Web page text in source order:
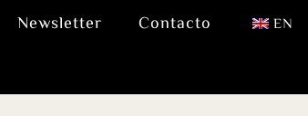
Newsletter Contacto EN